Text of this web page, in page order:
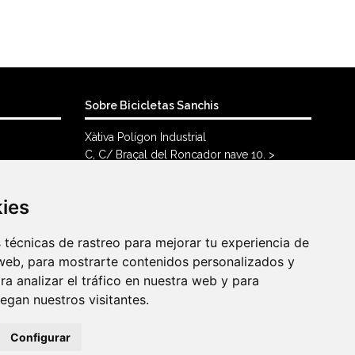
de rastreo para mejorar tu experiencia de
para mostrarte contenidos personalizados y
analizar el tráfico en nuestra web y para
nuestros visitantes.
Configurar
de rastreo para mejorar tu experiencia de
para mostrarte contenidos personalizados y
analizar el tráfico en nuestra web y para
nuestros visitantes.
Configurar
Sobre Bicicletas Sanchis
Xàtiva Polígon Industrial
C, C/ Braçal del Roncador nave 10. >